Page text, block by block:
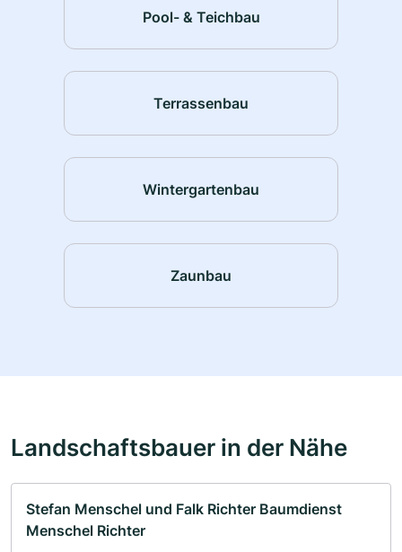
Pool- & Teichbau
Terrassenbau
Wintergartenbau
Zaunbau
Landschaftsbauer in der Nähe
Stefan Menschel und Falk Richter Baumdienst
Menschel Richter